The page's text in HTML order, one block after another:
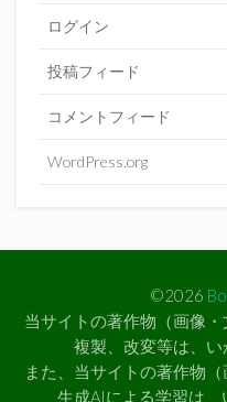
ログイン
投稿フィード
コメントフィード
WordPress.org
©2026
当サイトの著作物（画像・
複製、改変等は、い
また、当サイトの著作物
生成AIによる学習は、